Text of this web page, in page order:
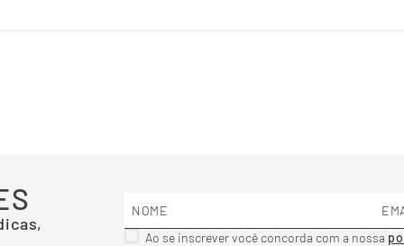
Ao se inscrever você concorda com a nossa